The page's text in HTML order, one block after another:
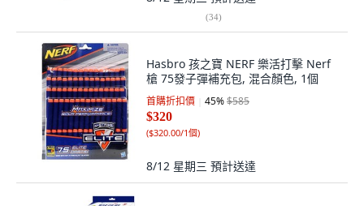
(34)
Hasbro 孩之寶 NERF 樂活打擊 Nerf
槍 75發子彈補充包, 混合顏色, 1個
首購折扣價 45%$585
$320
($320.00/1個)
8/12 星期三 預計送達